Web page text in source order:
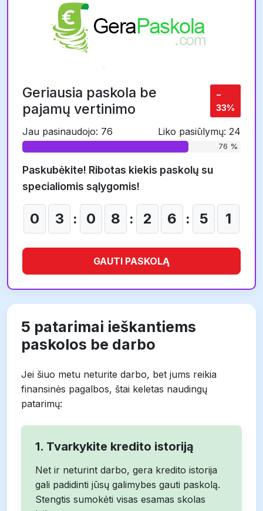
Geriausia paskola be
pajamų vertinimo
−
33%
Jau pasinaudojo: 76 Liko pasiūlymų: 24
76 %
Paskubėkite! Ribotas kiekis paskolų su
specialiomis sąlygomis!
0 3 : 0 8 : 2 6 : 5 0
GAUTI PASKOLĄ
5 patarimai ieškantiems
paskolos be darbo
Jei šiuo metu neturite darbo, bet jums reikia
finansinės pagalbos, štai keletas naudingų
patarimų:
1. Tvarkykite kredito istoriją
Net ir neturint darbo, gera kredito istorija
gali padidinti jūsų galimybes gauti paskolą.
Stengtis sumokėti visas esamas skolas